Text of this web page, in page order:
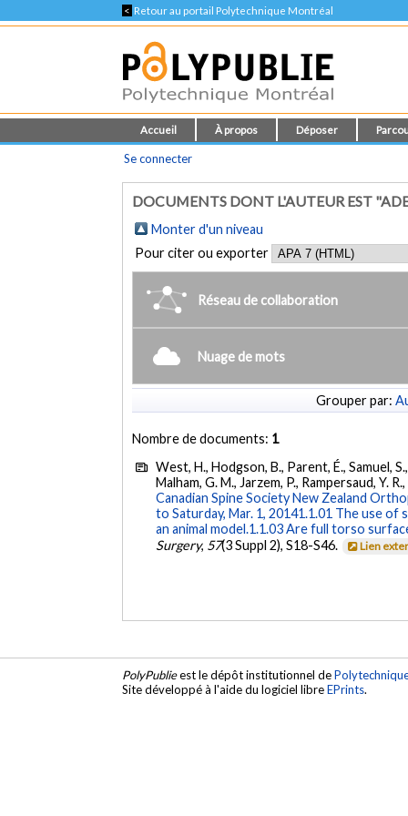
< Retour au portail Polytechnique Montréal
Accueil À propos Déposer
Se connecter
DOCUMENTS DONT L'AUTEUR EST
Monter d'un niveau
Pour citer ou exporter
Réseau de collaboration
Nuage de mots
Grouper par:
Nombre de documents: 1
West, H., Hodgson, B., Parent, É., Samuel,
Malham, G. M., Jarzem, P., Rampersaud, Y.
Canadian Spine Society New Zealand
to Saturday, Mar. 1, 20141.1.01 The use
an animal model.1.1.03 Are full torso
Surgery, 57(3 Suppl 2), S18-S46. Lien
PolyPublieest le dépôt institutionnel de
Site développé à l'aide du logiciel libreEPrints.